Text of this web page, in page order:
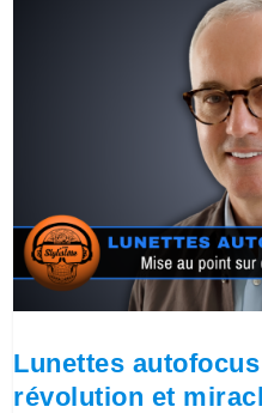
Lunettes
révolution et